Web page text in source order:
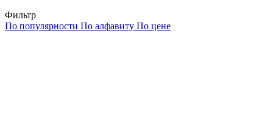
Фильтр
По популярности По алфавиту По цене